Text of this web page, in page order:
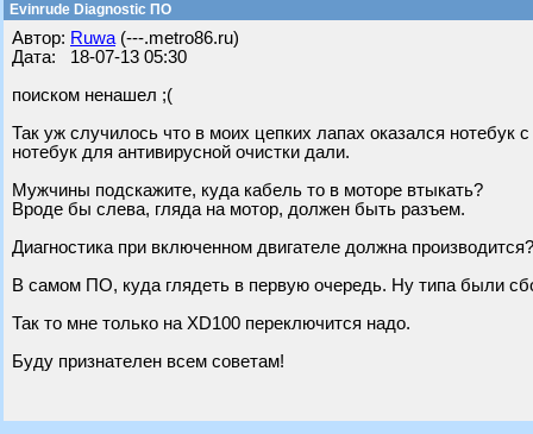
Evinrude Diagnostic ПО
Автор: Ruwa (---.metro86.ru)
Дата: 18-07-13 05:30
поиском ненашел ;(
Так уж случилось что в моих цепких лапах оказался нотебук
нотебук для антивирусной очистки дали.
Мужчины подскажите, куда кабель то в моторе втыкать?
Вроде бы слева, гляда на мотор, должен быть разъем.
Диагностика при включенном двигателе должна производится?
В самом ПО, куда глядеть в первую очередь. Ну типа были
Так то мне только на XD100 переключится надо.
Буду признателен всем советам!